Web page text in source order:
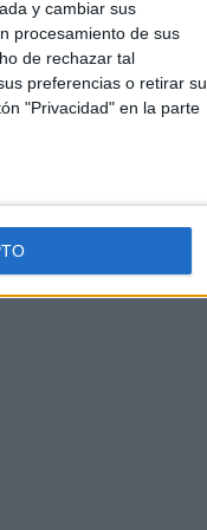
y cambiar sus
procesamiento de sus
de rechazar tal
preferencias o retirar su
"Privacidad" en la parte